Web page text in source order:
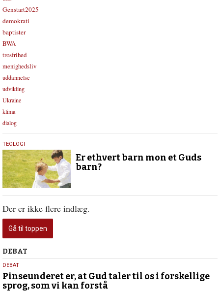
Genstart2025
demokrati
baptister
BWA
trosfrihed
menighedsliv
uddannelse
udvikling
Ukraine
klima
dialog
6.
juli
2017
TEOLOGI
Er ethvert barn mon et Guds
barn?
Der er ikke flere indlæg.
Gå til toppen
Debat
DEBAT
5.
august
2026
DEBAT
Pinseunderet er, at Gud taler til os i forskellige
sprog, som vi kan forstå